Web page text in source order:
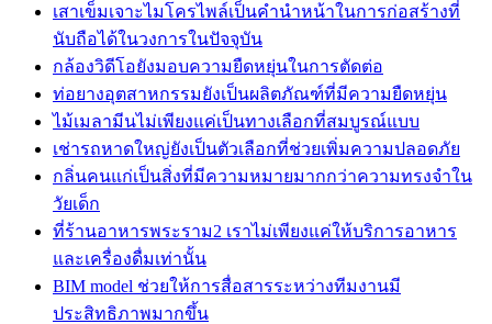
เสาเข็มเจาะไมโครไพล์เป็นคำนำหน้าในการก่อสร้างที่
นับถือได้ในวงการในปัจจุบัน
กล้องวิดีโอยังมอบความยืดหยุ่นในการตัดต่อ
ท่อยางอุตสาหกรรมยังเป็นผลิตภัณฑ์ที่มีความยืดหยุ่น
ไม้เมลามีนไม่เพียงแค่เป็นทางเลือกที่สมบูรณ์แบบ
เช่ารถหาดใหญ่ยังเป็นตัวเลือกที่ช่วยเพิ่มความปลอดภัย
กลิ่นคนแก่เป็นสิ่งที่มีความหมายมากกว่าความทรงจำใน
วัยเด็ก
ที่ร้านอาหารพระราม2 เราไม่เพียงแค่ให้บริการอาหาร
และเครื่องดื่มเท่านั้น
BIM model ช่วยให้การสื่อสารระหว่างทีมงานมี
ประสิทธิภาพมากขึ้น